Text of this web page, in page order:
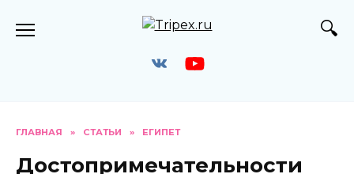
ГЛАВНАЯ » СТАТЬИ » ЕГИПЕТ
Достопримечательности